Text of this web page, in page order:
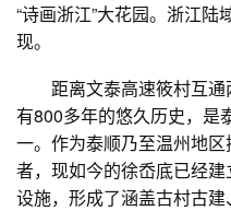
“诗画浙江”大花园。浙江陆
现。
距离文泰高速筱村互通
有800多年的悠久历史，是
一。作为泰顺乃至温州地
者，现如今的徐岙底已经
设施，形成了涵盖古村古